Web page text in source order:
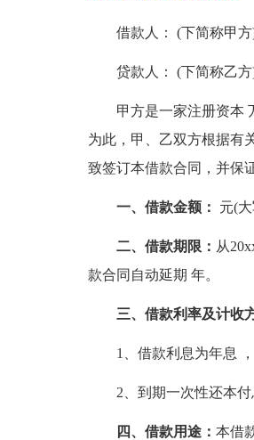
借款人： (下简称甲方
贷款人： (下简称乙方
甲方是一家注册资本
为此，甲、乙双方根据有
致签订本借款合同，并保
一、借款金额： 元(
二、借款期限： 从
款合同自动延期 年。
三、借款利率及计收
1、借款利息为年息
2、到期一次性还本付
四、借款用途： 本借